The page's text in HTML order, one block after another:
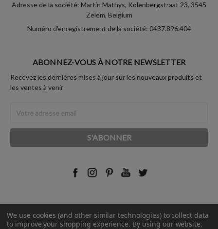
Adresse de la société: Martin Mathys, Kolenbergstraat 23, 3545
Zelem, Belgium
Numéro d'enregistrement de la société: 0437.896.404
ABONNEZ-VOUS À NOTRE NEWSLETTER
Recevez les dernières mises à jour sur les nouveaux produits et
les ventes à venir
Email
© 2026 Rust-Oleum France.
We use cookies (and other similar technologies) to collect data
to improve your shopping experience. By using our website,